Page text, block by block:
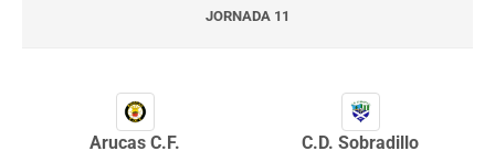
JORNADA 11
Arucas C.F. C.D. Sobradillo